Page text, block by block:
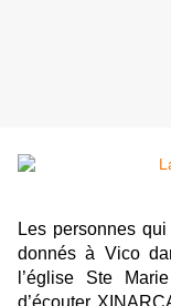
Les personnes
donnés à Vico
l’église Ste